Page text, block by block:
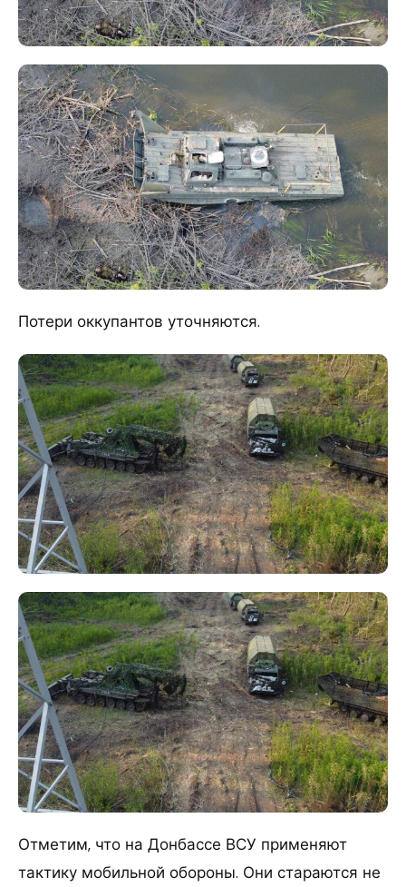
Потери оккупантов уточняются.
Отметим, что на Донбассе ВСУ применяют
тактику мобильной обороны. Они стараются не